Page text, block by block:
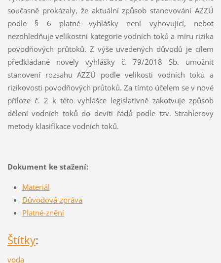
současně prokázaly, že aktuální způsob stanovování AZZÚ
podle § 6 platné vyhlášky není vyhovující, neboť
nezohledňuje velikostní kategorie vodních toků a míru rizika
povodňových průtoků. Z výše uvedených důvodů je cílem
předkládané novely vyhlášky č. 79/2018 Sb. umožnit
stanovení rozsahu AZZÚ podle velikosti vodních toků a
rizikovosti povodňových průtoků. Za tímto účelem se v nové
příloze č. 2 k této vyhlášce legislativně zakotvuje způsob
dělení vodních toků do devíti řádů podle tzv. Strahlerovy
metody klasifikace vodních toků.
Dokument ke stažení:
Materiál
Důvodová-zpráva
Platné-znění
Štítky:
voda